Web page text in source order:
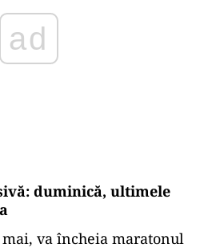
ad
duminică, ultimele
va încheia maratonul